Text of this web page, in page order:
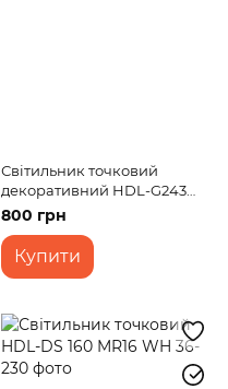
Світильник точковий
декоративний HDL-G243
CH MR16
800 грн
Купити